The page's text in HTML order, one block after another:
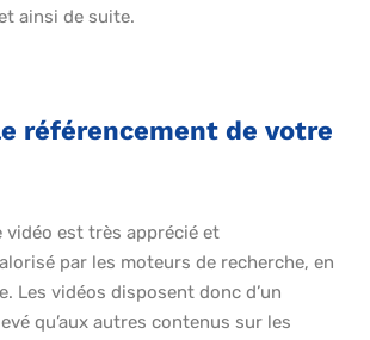
ainsi de suite.
référencement de votre
vidéo est très apprécié et
par les moteurs de recherche, en
Les vidéos disposent donc d’un
qu’aux autres contenus sur les